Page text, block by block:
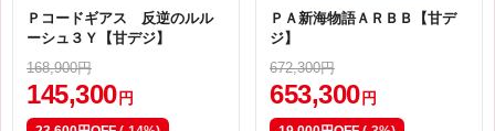
Ｐコードギアス 反逆のルル
ーシュ３Ｙ【甘デジ】
168,900円
145,300 円
ＰＡ新海物語ＡＲＢＢ【甘デ
ジ】
672,300円
653,300 円